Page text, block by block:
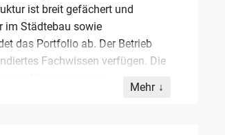
ist breit gefächert und
im Städtebau sowie
das Portfolio ab. Der Betrieb
Fachwissen verfügen. Die
Mehr